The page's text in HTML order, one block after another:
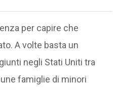
per capire che
A volte basta un
negli Stati Uniti tra
famiglie di minori